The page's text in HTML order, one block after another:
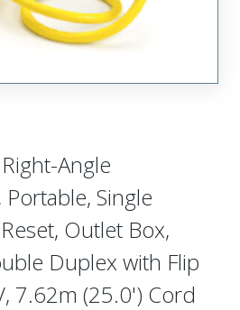
Angle
Single
Outlet Box,
Duplex with Flip
7.62m (25.0') Cord